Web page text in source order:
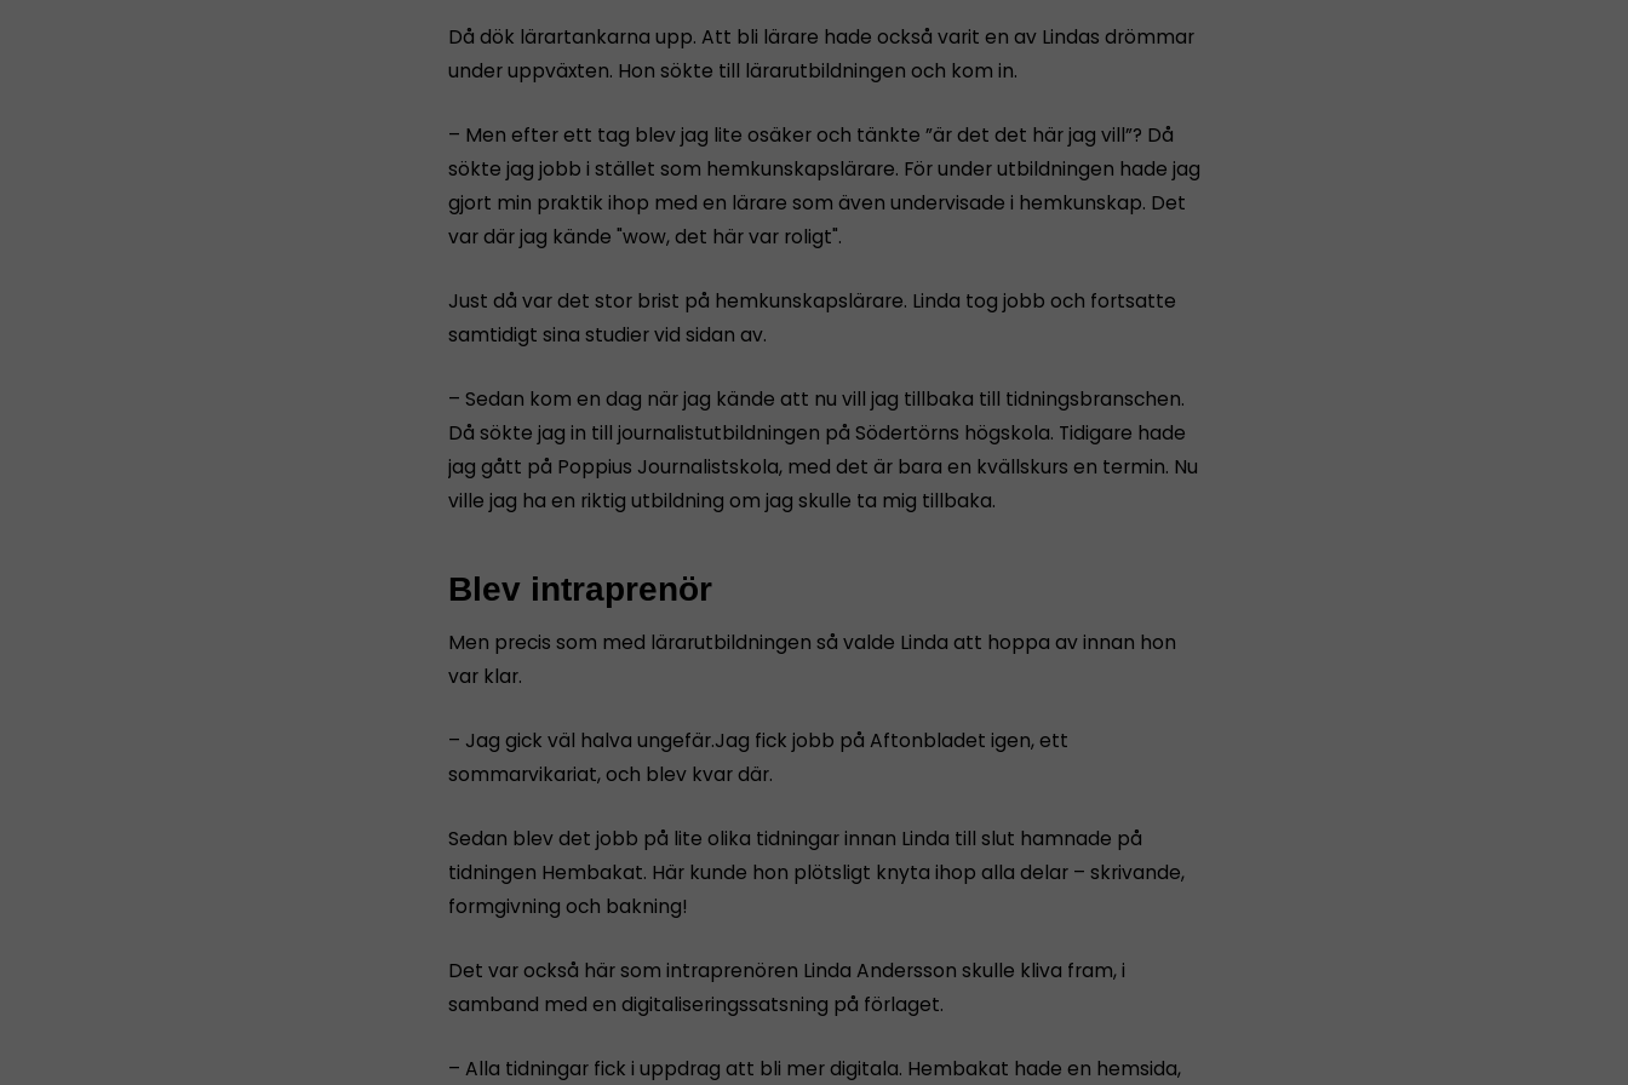
Då dök lärartankarna upp. Att bli lärare hade också varit en av Lindas drömmar
under uppväxten. Hon sökte till lärarutbildningen och kom in.
– Men efter ett tag blev jag lite osäker och tänkte ”är det det här jag vill”? Då
sökte jag jobb i stället som hemkunskapslärare. För under utbildningen hade jag
gjort min praktik ihop med en lärare som även undervisade i hemkunskap. Det
var där jag kände "wow, det här var roligt".
Just då var det stor brist på hemkunskapslärare. Linda tog jobb och fortsatte
samtidigt sina studier vid sidan av.
– Sedan kom en dag när jag kände att nu vill jag tillbaka till tidningsbranschen.
Då sökte jag in till journalistutbildningen på Södertörns högskola. Tidigare hade
jag gått på Poppius Journalistskola, med det är bara en kvällskurs en termin. Nu
ville jag ha en riktig utbildning om jag skulle ta mig tillbaka.
Blev intraprenör
Men precis som med lärarutbildningen så valde Linda att hoppa av innan hon
var klar.
– Jag gick väl halva ungefär.Jag fick jobb på Aftonbladet igen, ett
sommarvikariat, och blev kvar där.
Sedan blev det jobb på lite olika tidningar innan Linda till slut hamnade på
tidningen Hembakat. Här kunde hon plötsligt knyta ihop alla delar – skrivande,
formgivning och bakning!
Det var också här som intraprenören Linda Andersson skulle kliva fram, i
samband med en digitaliseringssatsning på förlaget.
– Alla tidningar fick i uppdrag att bli mer digitala. Hembakat hade en hemsida,